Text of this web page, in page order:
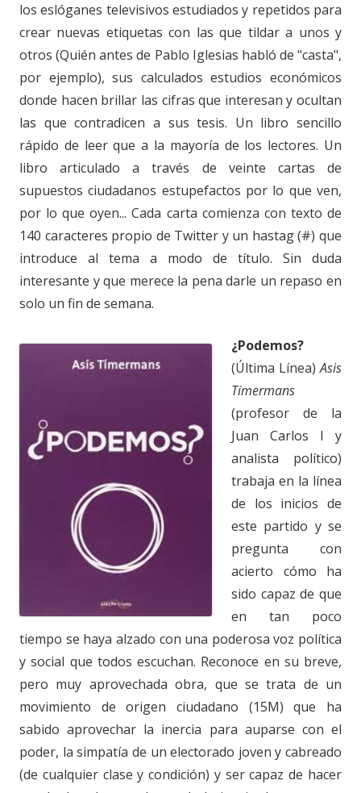
los eslóganes televisivos estudiados y repetidos para
crear nuevas etiquetas con las que tildar a unos y
otros (Quién antes de Pablo Iglesias habló de "casta",
por ejemplo), sus calculados estudios económicos
donde hacen brillar las cifras que interesan y ocultan
las que contradicen a sus tesis. Un libro sencillo
rápido de leer que a la mayoría de los lectores. Un
libro articulado a través de veinte cartas de
supuestos ciudadanos estupefactos por lo que ven,
por lo que oyen... Cada carta comienza con texto de
140 caracteres propio de Twitter y un hastag (#) que
introduce al tema a modo de título. Sin duda
interesante y que merece la pena darle un repaso en
solo un fin de semana.
¿Podemos?
(Última Línea)Asis
Tímermans
(profesor de la
Juan Carlos I y
analista político)
trabaja en la línea
de los inicios de
este partido y se
pregunta con
acierto cómo ha
sido capaz de que
en tan poco
tiempo se haya alzado con una poderosa voz política
y social que todos escuchan. Reconoce en su breve,
pero muy aprovechada obra, que se trata de un
movimiento de origen ciudadano (15M) que ha
sabido aprovechar la inercia para auparse con el
poder, la simpatía de un electorado joven y cabreado
(de cualquier clase y condición) y ser capaz de hacer